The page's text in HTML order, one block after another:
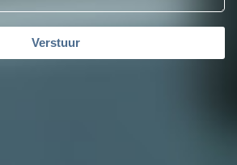
Verstuur